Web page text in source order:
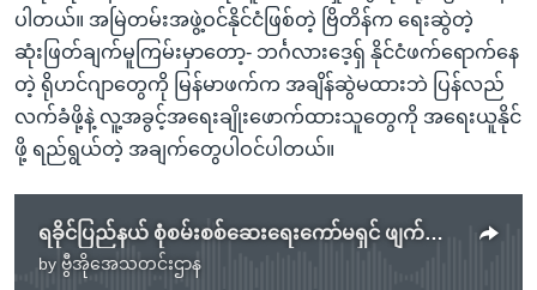
ပါတယ်။ အမြဲတမ်းအဖွဲ့ဝင်နိုင်ငံဖြစ်တဲ့ ဗြိတိန်က ရေးဆွဲတဲ့
ဆုံးဖြတ်ချက်မူကြမ်းမှာတော့- ဘင်္ဂလားဒေ့ရှ် နိုင်ငံဖက်ရောက်နေ
တဲ့ ရိုဟင်ဂျာတွေကို မြန်မာဖက်က အချိန်ဆွဲမထားဘဲ ပြန်လည်
လက်ခံဖို့နဲ့ လူ့အခွင့်အရေးချိုးဖောက်ထားသူတွေကို အရေးယူနိုင်
ဖို့ ရည်ရွယ်တဲ့ အချက်တွေပါဝင်ပါတယ်။
ရခိုင်ပြည်နယ် စုံစမ်းစစ်ဆေးရေးကော်မရှင် ဖျက်သိမ်းဖို့ HRW တောင်းဆို
by ဗွီအိုအေသတင်းဌာန
No media source currently available